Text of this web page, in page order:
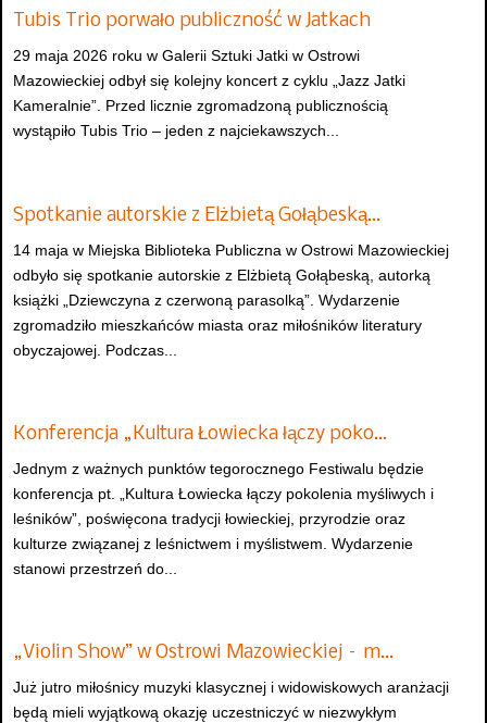
Tubis Trio porwało publiczność w Jatkach
29 maja 2026 roku w Galerii Sztuki Jatki w Ostrowi
Mazowieckiej odbył się kolejny koncert z cyklu „Jazz Jatki
Kameralnie”. Przed licznie zgromadzoną publicznością
wystąpiło Tubis Trio – jeden z najciekawszych...
Spotkanie autorskie z Elżbietą Gołąbeską…
14 maja w Miejska Biblioteka Publiczna w Ostrowi Mazowieckiej
odbyło się spotkanie autorskie z Elżbietą Gołąbeską, autorką
książki „Dziewczyna z czerwoną parasolką”. Wydarzenie
zgromadziło mieszkańców miasta oraz miłośników literatury
obyczajowej. Podczas...
Konferencja „Kultura Łowiecka łączy poko…
Jednym z ważnych punktów tegorocznego Festiwalu będzie
konferencja pt. „Kultura Łowiecka łączy pokolenia myśliwych i
leśników”, poświęcona tradycji łowieckiej, przyrodzie oraz
kulturze związanej z leśnictwem i myślistwem. Wydarzenie
stanowi przestrzeń do...
„Violin Show” w Ostrowi Mazowieckiej – m…
Już jutro miłośnicy muzyki klasycznej i widowiskowych aranżacji
będą mieli wyjątkową okazję uczestniczyć w niezwykłym